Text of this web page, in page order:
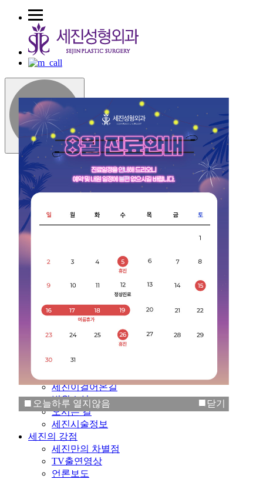
오늘하루 열지않음 닫기
로그인
전화연결
세진 소개
온라인상담
오시는길
세진소개
병원둘러보기
세진이걸어온길
병원소식
오시는 길
세진시술정보
세진의 강점
세진만의 차별점
TV출연영상
언론보도